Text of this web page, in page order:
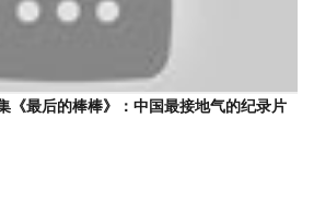
《最后的棒棒》：中国最接地气的纪录片